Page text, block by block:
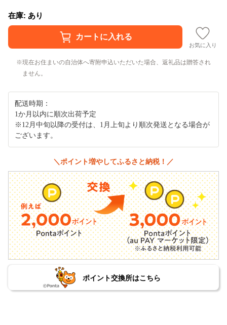
在庫: あり
お気に入り
現在お住まいの自治体へ寄附申込いただいた場合、返礼品は贈答され
ません。
配送時期：
1か月以内に順次出荷予定
※12月中旬以降の受付は、1月上旬より順次発送となる場合が
ございます。
＼ポイント増やしてふるさと納税！／
ポイント交換所はこちら